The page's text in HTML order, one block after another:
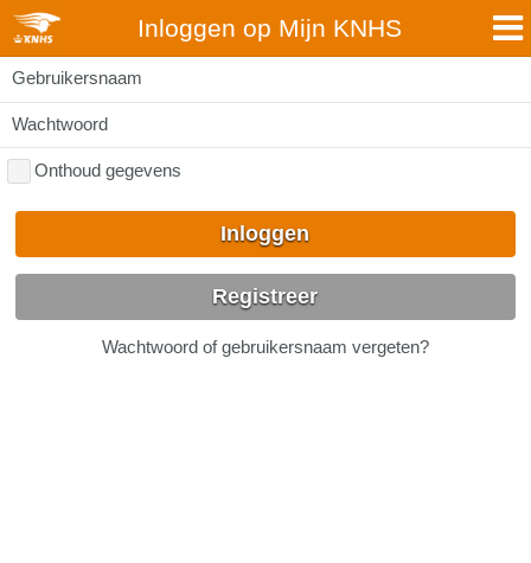
Inloggen op Mijn KNHS
Gebruikersnaam
Wachtwoord
Onthoud gegevens
Inloggen
Registreer
Wachtwoord of gebruikersnaam vergeten?